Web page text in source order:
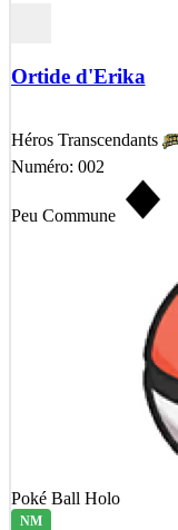
Ortide d'Erika
Héros Transcendants
Numéro: 002
Peu Commune
Poké Ball Holo
NM